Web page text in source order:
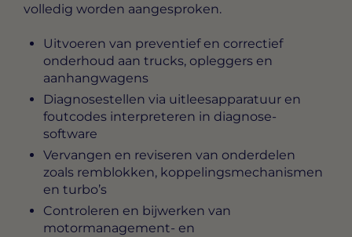
volledig worden aangesproken.
Uitvoeren van preventief en correctief
onderhoud aan trucks, opleggers en
aanhangwagens
Diagnosestellen via uitleesapparatuur en
foutcodes interpreteren in diagnose-
software
Vervangen en reviseren van onderdelen
zoals remblokken, koppelingsmechanismen
en turbo’s
Controleren en bijwerken van
motormanagement- en